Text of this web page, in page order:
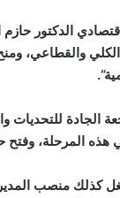
الدكتور
والقطاعي،
“.
الجادة للتحديات
هذه المرحلة،
كذلك منصب